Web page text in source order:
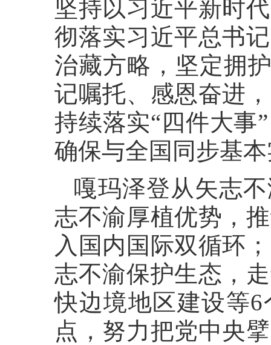
坚持以习近平新时
彻落实习近平总书
治藏方略，坚定拥
记嘱托、感恩奋进
持续落实“四件大事
确保与全国同步基
嘎玛泽登从矢志
志不渝厚植优势，
入国内国际双循环
志不渝保护生态，
快边境地区建设等
点，努力把党中央